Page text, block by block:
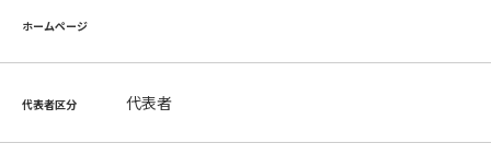
ホームページ
代表者区分 代表者